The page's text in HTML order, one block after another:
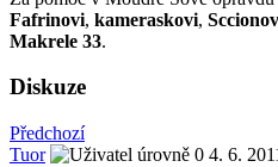
Fafrinovi, kameraskovi,
Makrele 33.
Diskuze
Předchozí
Tuor
4. 6.